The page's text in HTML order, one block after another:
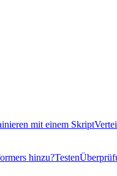
mit einem Skript
hinzu?Testen